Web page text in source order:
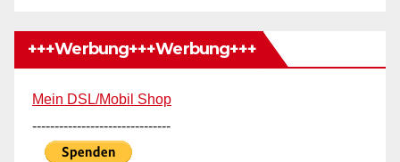
+++Werbung+++Werbung+++
Mein DSL/Mobil Shop
-------------------------------